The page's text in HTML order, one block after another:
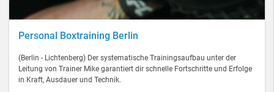
Personal Boxtraining Berlin
(Berlin - Lichtenberg) Der systematische Trainingsaufbau unter der
Leitung von Trainer Mike garantiert dir schnelle Fortschritte und Erfolge
in Kraft, Ausdauer und Technik.